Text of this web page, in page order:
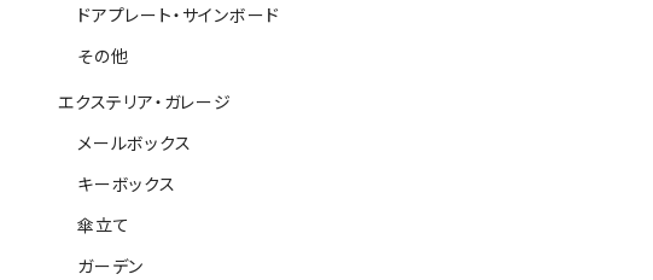
ドアプレート・サインボード
その他
エクステリア・ガレージ
メールボックス
キーボックス
傘立て
ガーデン